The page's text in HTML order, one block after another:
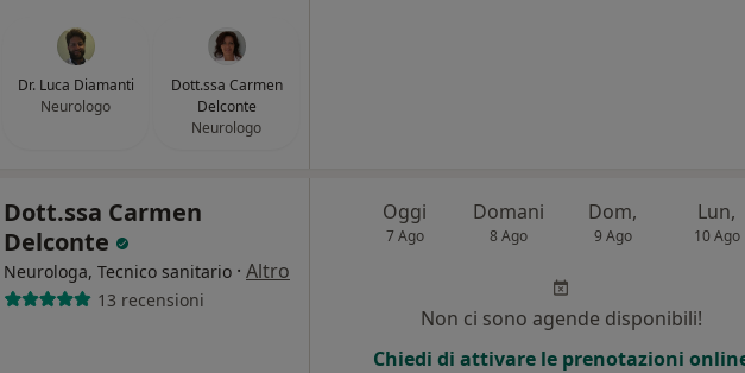
Dr. Luca Diamanti
Neurologo
Dott.ssa Carmen
Delconte
Neurologo
Dott.ssa Carmen
Delconte
Neurologa, Tecnico sanitario · Altro
13 recensioni
Oggi
7 Ago
Domani
8 Ago
Dom,
9 Ago
Lun,
10 Ago
Non ci sono agende disponibili!
Chiedi di attivare le prenotazioni